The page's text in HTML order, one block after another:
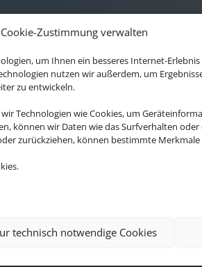
Cookie-Zustimmung verwalten
um Ihnen ein besseres Internet-
nutzen wir außerdem, um
zu entwickeln.
Technologien wie Cookies, um
können wir Daten wie das Surfverhalten
zurückziehen, können bestimmte
technisch notwendige Cookies
Buchung übernimmt